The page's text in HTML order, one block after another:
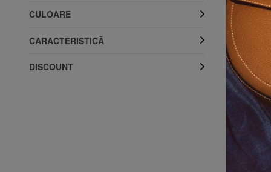
CULOARE
CARACTERISTICĂ
DISCOUNT